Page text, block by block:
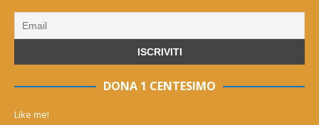
DONA 1 CENTESIMO
Like me!